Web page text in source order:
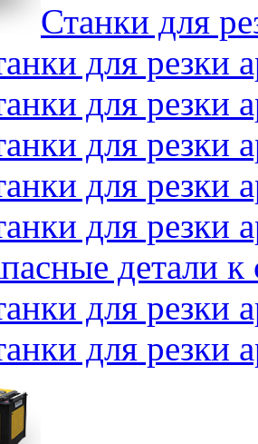
Станки для
для резки
для резки
для резки
для резки
для резки
детали к
для резки
для резки